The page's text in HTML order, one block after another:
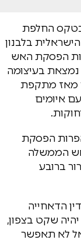
בטקס החלפת
בלבנון
הפסקת האש
בעיצומה
מאז מתקפת
איומים
הפסקת
הממשלה
ברובע
הדאחייה
יהיה שקט בצפון,
לא תאפשר